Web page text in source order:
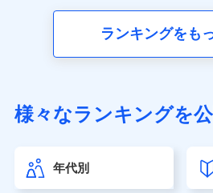
（https://www.sonylife.co.jp）
第一ネオ生命保険株式会社（
大樹生命保険株式会社（https://
ランキングをも
様々なランキングを公
年代別